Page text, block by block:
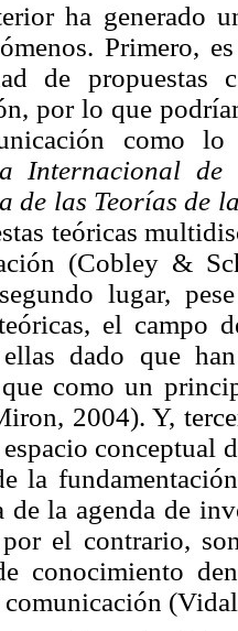
ha generado
Primero,
de propuestas
por lo que
como
Internacional de
de las Teorías de
teóricas
(Cobley &
lugar,
el campo
dado que
como un
2004). Y,
conceptual
la
de la agenda de
el contrario,
conocimiento
comunicación